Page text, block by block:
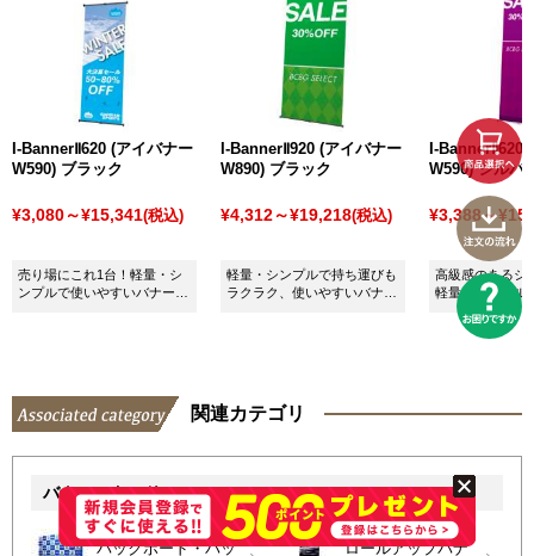
I-BannerⅡ620 (アイバナー
W590) ブラック
¥3,080～¥15,341(税込)
売り場にこれ1台！軽量・シ
ンプルで使いやすいバナース
I-BannerⅡ920 (アイバナー
W890) ブラック
¥4,312～¥19,218(税込)
軽量・シンプルで持ち運びも
ラクラク、使いやすいバナー
I-BannerⅡ620
W590) シルバ
¥3,388～
高級感のあるシ
軽量・シンプル
ンドです。
関連カテゴリ
バナースタンド
バックボード・バッ ロールアップバナ